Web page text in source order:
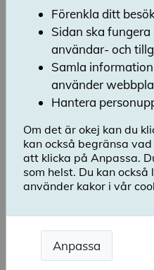
Riktad tillsyn
Torsö
2026, 2026 (pdf,
2026-08-07
description
Planerad
Uppföljning
Engelska Skolan i
Hässleholm, 2026
2026-08-06
Förenkla ditt
Sidan ska
användar- och
Samla
använder
Hantera
Om det är okej kan du
kan också begränsa
att klicka på Anpassa.
som helst. Du kan också
använder kakor i vår
Anpassa